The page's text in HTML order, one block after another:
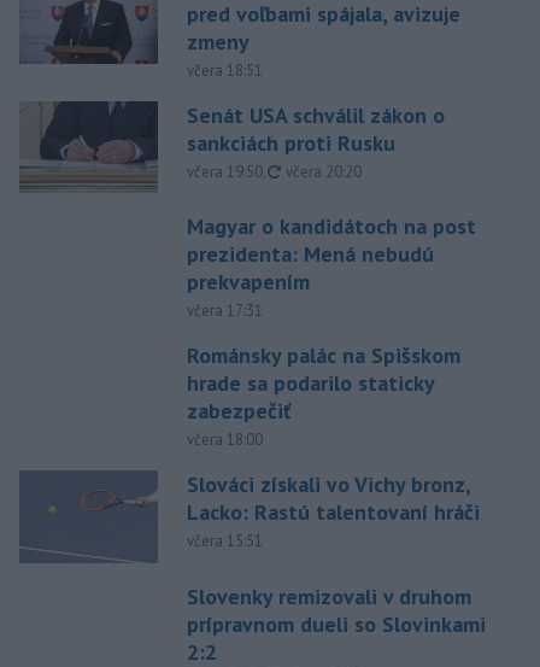
pred voľbami spájala, avizuje
zmeny
včera 18:51
Senát USA schválil zákon o
sankciách proti Rusku
včera 19:50, aktualizované
včera 20:20
Magyar o kandidátoch na post
prezidenta: Mená nebudú
prekvapením
včera 17:31
Románsky palác na Spišskom
hrade sa podarilo staticky
zabezpečiť
včera 18:00
Slováci získali vo Vichy bronz,
Lacko: Rastú talentovaní hráči
včera 15:51
Slovenky remizovali v druhom
prípravnom dueli so Slovinkami
2:2